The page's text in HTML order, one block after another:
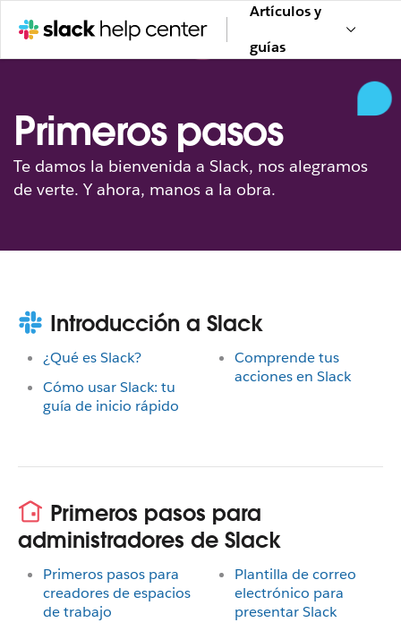
Artículos y
guías
Primeros pasos
Te damos la bienvenida a Slack, nos alegramos
de verte. Y ahora, manos a la obra.
Introducción a Slack
¿Qué es Slack?
Cómo usar Slack: tu
guía de inicio rápido
Comprende tus
acciones en Slack
Primeros pasos para
administradores de Slack
Primeros pasos para
creadores de espacios
de trabajo
Plantilla de correo
electrónico para
presentar Slack